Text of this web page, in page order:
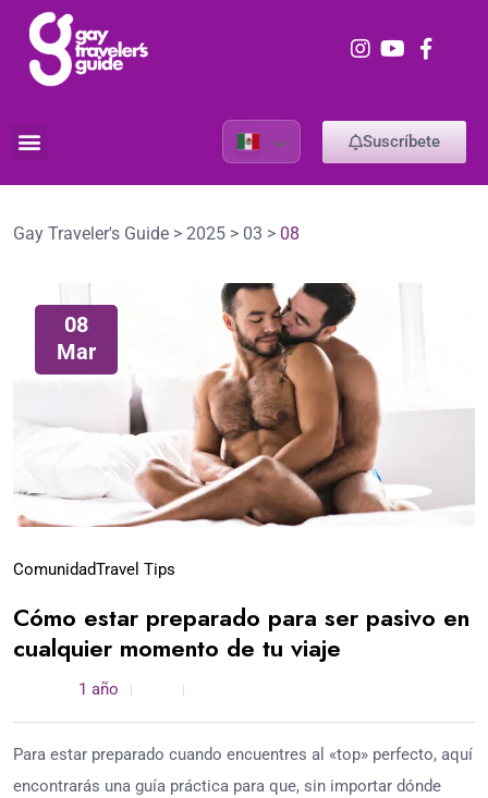
Suscríbete
Gay Traveler's Guide > 2025 > 03 > 08
08
Mar
ComunidadTravel Tips
Cómo estar preparado para ser pasivo en
cualquier momento de tu viaje
1 año
Para estar preparado cuando encuentres al «top» perfecto, aquí
encontrarás una guía práctica para que, sin importar dónde